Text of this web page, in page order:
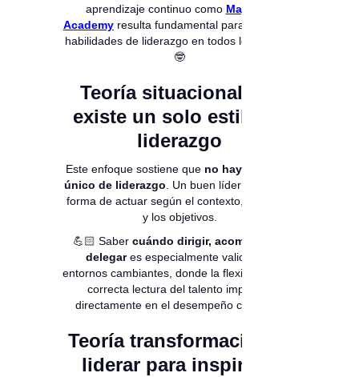
aprendizaje continuo como Magneto
Academy resulta fundamental para fortalecer
habilidades de liderazgo en todos los niveles.
🤓
Teoría situacional: no
existe un solo estilo de
liderazgo
Este enfoque sostiene que no hay un estilo
único de liderazgo . Un buen líder adapta su
forma de actuar según el contexto, el equipo
y los objetivos.
💪🏻 Saber cuándo dirigir, acompañar o
delegares especialmente valioso en
entornos cambiantes, donde la flexibilidad y la
correcta lectura del talento impactan
directamente en el desempeño colectivo.
Teoría transformacional:
liderar para inspirar y